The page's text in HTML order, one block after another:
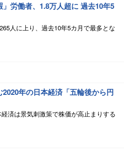
労働者、1.8万人超に 過去10年5
人に上り、過去10年5カ月で最多とな
年の日本経済「五輪後から円
済は景気刺激策で株価が高止まりする